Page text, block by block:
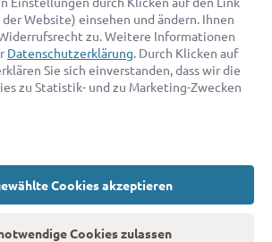
Auszeichnungen:
DatenschutzImpressumFaktenAGB
Barrierefreiheitserklärung
der Website) einsehen und ändern. Ihnen
zu. Weitere Informationen
Datenschutzerklärung. Durch Klicken auf
Sie sich einverstanden, dass wir die
zu Statistik- und zu Marketing-Zwecken
Cookies akzeptieren
Cookies zulassen